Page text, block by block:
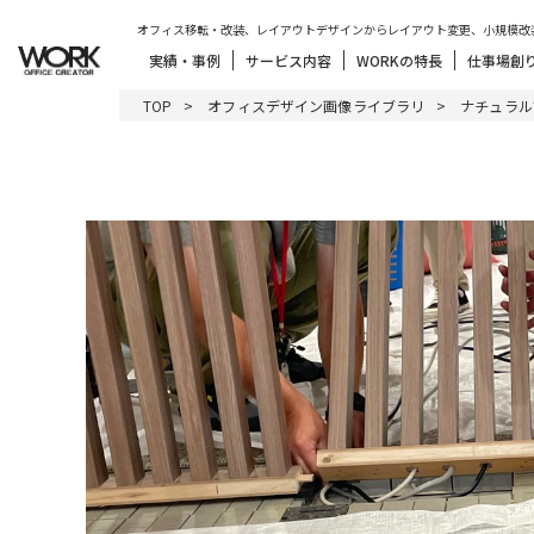
オフィス移転・改装、レイアウトデザインからレイアウト変更、小規模
実績・事例 サービス内容 WORKの特長 仕事場創
TOP オフィスデザイン画像ライブラリ ナチュラ